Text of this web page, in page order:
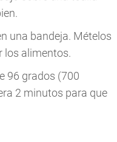
una bandeja. Mételos
los alimentos.
96 grados (700
2 minutos para que